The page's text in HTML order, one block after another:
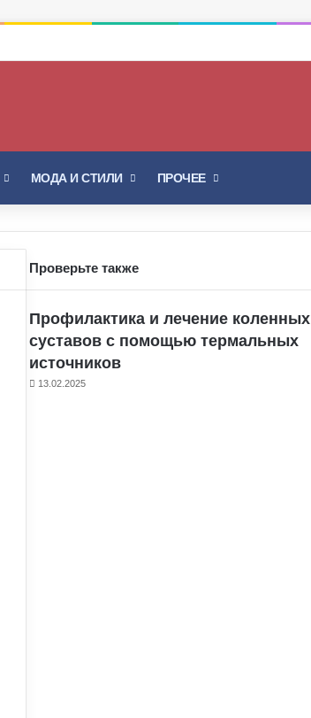
МОДА И СТИЛИ ПРОЧЕЕ
Проверьте также
Профилактика и лечение коленных
суставов с помощью термальных
источников
13.02.2025